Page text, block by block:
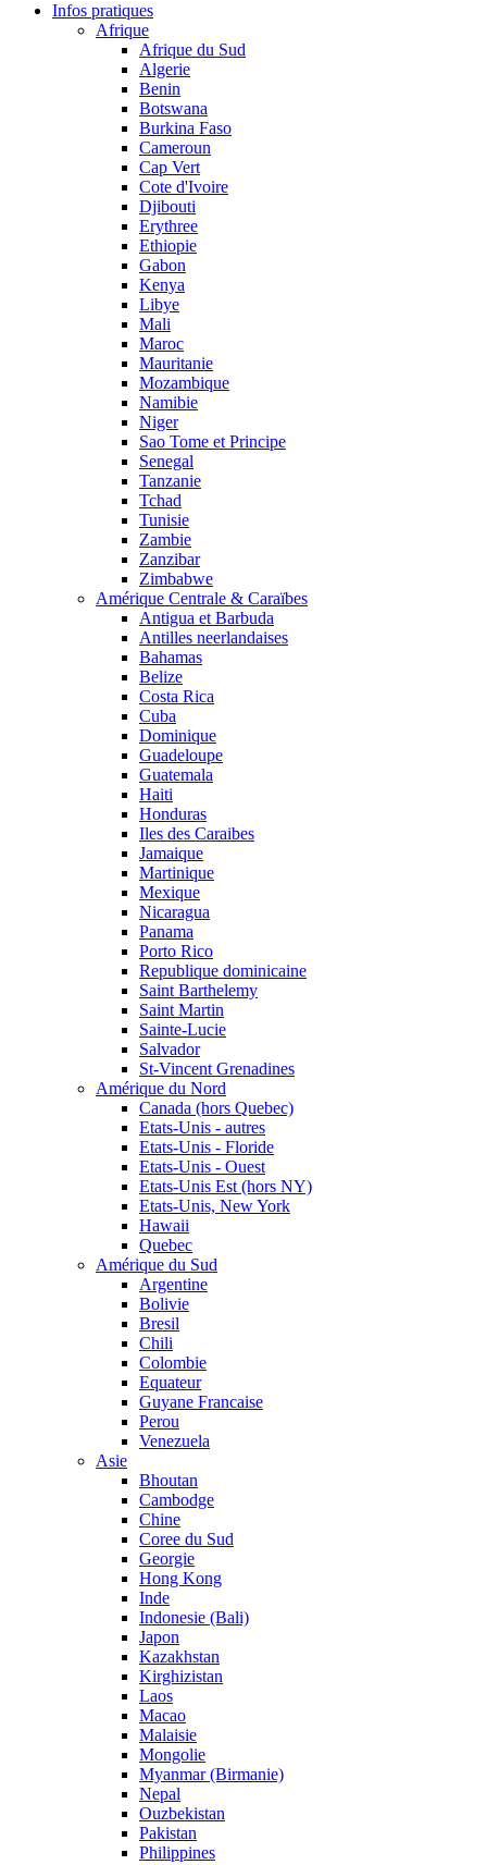
Infos pratiques
Afrique
Afrique du Sud
Algerie
Benin
Botswana
Burkina Faso
Cameroun
Cap Vert
Cote d'Ivoire
Djibouti
Erythree
Ethiopie
Gabon
Kenya
Libye
Mali
Maroc
Mauritanie
Mozambique
Namibie
Niger
Sao Tome et Principe
Senegal
Tanzanie
Tchad
Tunisie
Zambie
Zanzibar
Zimbabwe
Amérique Centrale & Caraïbes
Antigua et Barbuda
Antilles neerlandaises
Bahamas
Belize
Costa Rica
Cuba
Dominique
Guadeloupe
Guatemala
Haiti
Honduras
Iles des Caraibes
Jamaique
Martinique
Mexique
Nicaragua
Panama
Porto Rico
Republique dominicaine
Saint Barthelemy
Saint Martin
Sainte-Lucie
Salvador
St-Vincent Grenadines
Amérique du Nord
Canada (hors Quebec)
Etats-Unis - autres
Etats-Unis - Floride
Etats-Unis - Ouest
Etats-Unis Est (hors NY)
Etats-Unis, New York
Hawaii
Quebec
Amérique du Sud
Argentine
Bolivie
Bresil
Chili
Colombie
Equateur
Guyane Francaise
Perou
Venezuela
Asie
Bhoutan
Cambodge
Chine
Coree du Sud
Georgie
Hong Kong
Inde
Indonesie (Bali)
Japon
Kazakhstan
Kirghizistan
Laos
Macao
Malaisie
Mongolie
Myanmar (Birmanie)
Nepal
Ouzbekistan
Pakistan
Philippines